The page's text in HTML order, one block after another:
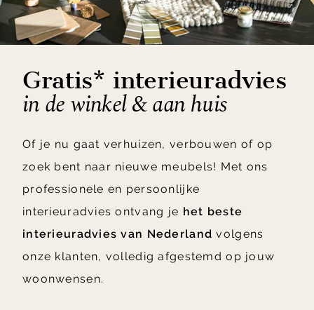
Gratis* interieuradvies
in de winkel & aan huis
Of je nu gaat verhuizen, verbouwen of op
zoek bent naar nieuwe meubels! Met ons
professionele en persoonlijke
interieuradvies ontvang je het beste
interieuradvies van Nederland volgens
onze klanten, volledig afgestemd op jouw
woonwensen.